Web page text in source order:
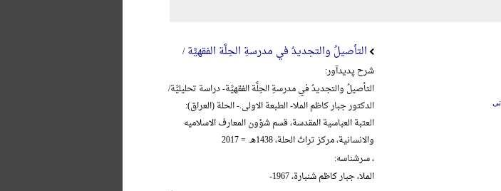
التأصیلُ والتجدیدُ في مدرسةِ الحِلَّة الفقهیَّة/
شرح پدیدآور:
التأصیلُ والتجدیدُ في مدرسةِ الحِلَّة الفقهیَّة- دراسة تحلیلیَّة/
الدکتور جبار کاظم الملا- الطبعة الاولی.- الحلة (العراق):
العتبة العباسیة المقدسة، قسم شؤون المعارف الاسلامیه
والانسانیة، مرکز تراث الحلة، 1438هـ. = 2017
، سرشناسه:
الملا، جبار کاظم شنبارة، 1967-